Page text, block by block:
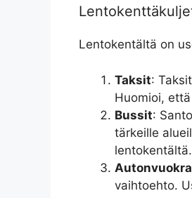
Lentokentältä on
Taksit:
Huomioi,
Bussit:
tärkeille
lentokentältä.
vaihtoehto.